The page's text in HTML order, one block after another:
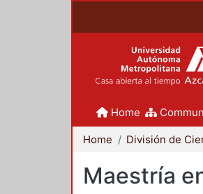
Home
Home
Maestría